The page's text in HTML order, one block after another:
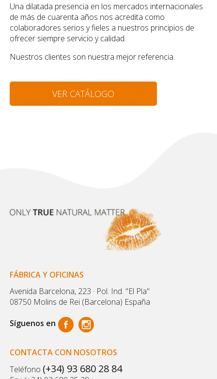
Una dilatada presencia en los mercados internacionales
de más de cuarenta años nos acredita como
colaboradores serios y fieles a nuestros principios de
ofrecer siempre servicio y calidad.
Nuestros clientes son nuestra mejor referencia.
VER CATÁLOGO
FÁBRICA Y OFICINAS
Avenida Barcelona, 223 · Pol. Ind. "El Pla"
08750 Molins de Rei (Barcelona) España
Síguenos en
CONTACTA CON NOSOTROS
Teléfono (+34) 93 680 28 84